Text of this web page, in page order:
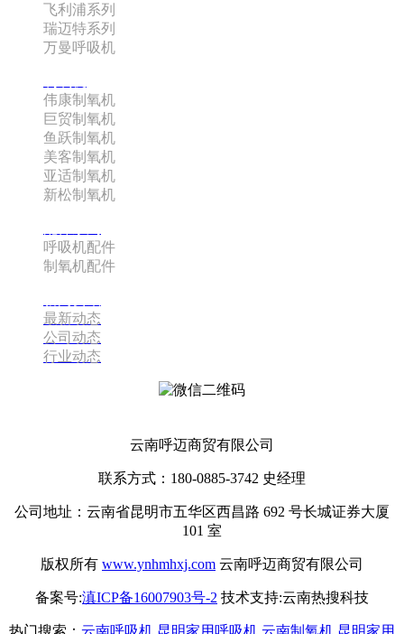
飞利浦系列
瑞迈特系列
万曼呼吸机
伟康制氧机
巨贸制氧机
鱼跃制氧机
美客制氧机
亚适制氧机
新松制氧机
呼吸机配件
制氧机配件
最新动态
公司动态
行业动态
云南呼迈商贸有限公司
联系方式：180-0885-3742 史经理
公司地址：云南省昆明市五华区西昌路 692 号长城证券大厦
101 室
版权所有 www.ynhmhxj.com 云南呼迈商贸有限公司
备案号:滇ICP备16007903号-2 技术支持:云南热搜科技